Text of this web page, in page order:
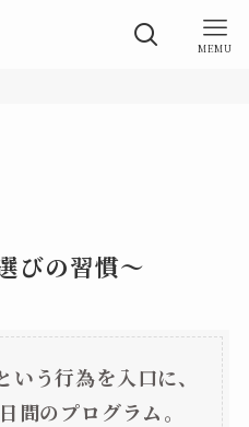
MEMU
びの習慣～
う行為を入口に、
間のプログラム。